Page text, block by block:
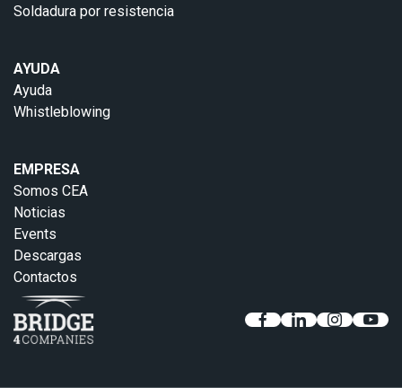
Soldadura por resistencia
AYUDA
Ayuda
Whistleblowing
EMPRESA
Somos CEA
Noticias
Events
Descargas
Contactos